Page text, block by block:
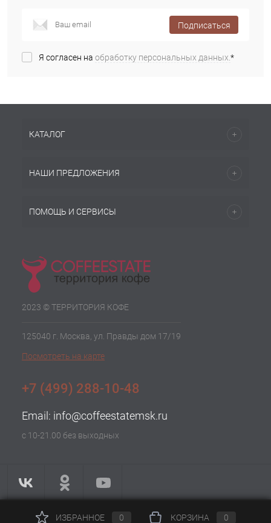
Подписаться
Я согласен на обработку персональных данных. *
КАТАЛОГ
НАШИ ПРЕДЛОЖЕНИЯ
ПОМОЩЬ И СЕРВИСЫ
2023 © ТЕРРИТОРИЯ КОФЕ
125040 г. Москва, ул. Правды дом 17/19
Посмотреть на карте
+7 (499) 288-10-48
Email: info@coffeestatemsk.ru
с 10-21.00 без выходных
ИЗБРАННОЕ 0 КОРЗИНА 0